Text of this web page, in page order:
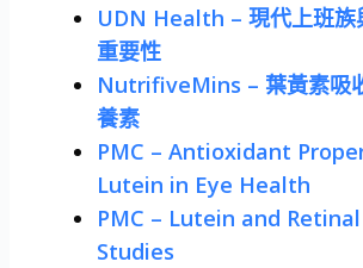
UDN Health – 現代上班族
重要性
NutrifiveMins – 葉黃素吸
養素
PMC – Antioxidant
Lutein in Eye Health
PMC – Lutein and
Studies